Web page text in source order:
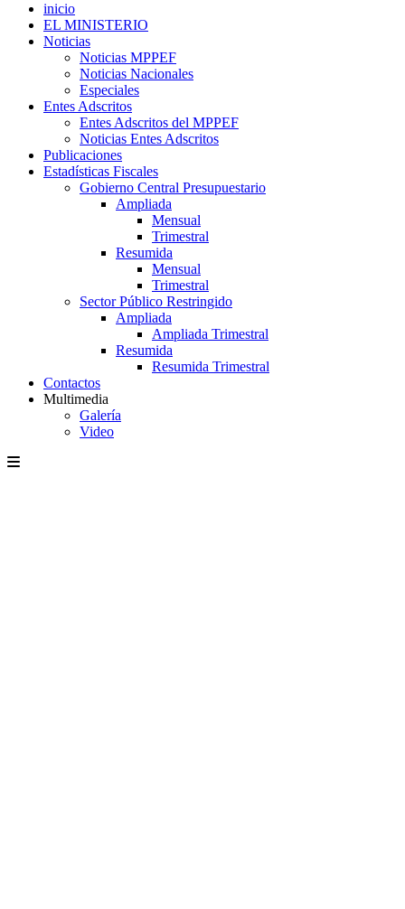
inicio
EL MINISTERIO
Noticias
Noticias MPPEF
Noticias Nacionales
Especiales
Entes Adscritos
Entes Adscritos del MPPEF
Noticias Entes Adscritos
Publicaciones
Estadísticas Fiscales
Gobierno Central Presupuestario
Ampliada
Mensual
Trimestral
Resumida
Mensual
Trimestral
Sector Público Restringido
Ampliada
Ampliada Trimestral
Resumida
Resumida Trimestral
Contactos
Multimedia
Galería
Video